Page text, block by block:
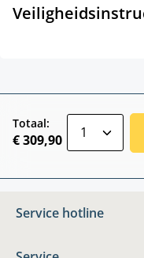
Totaal:
€ 309,90
Service hotline